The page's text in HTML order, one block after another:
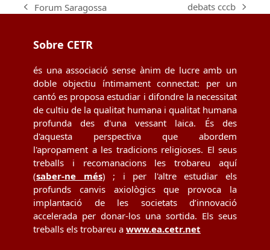
previous
Forum Saragossa
next
debats cccb
Sobre CETR
és una associació sense ànim de lucre amb un
doble objectiu íntimament connectat: per un
cantó es proposa estudiar i difondre la necessitat
de cultiu de la qualitat humana i qualitat humana
profunda des d'una vessant laica. És des
d'aquesta perspectiva que abordem
l'apropament a les tradicions religioses. El seus
treballs i recomanacions les trobareu aquí
(saber-ne més) ; i per l'altre estudiar els
profunds canvis axiològics que provoca la
implantació de les societats d’innovació
accelerada per donar-los una sortida. Els seus
treballs els trobareu a www.ea.cetr.net